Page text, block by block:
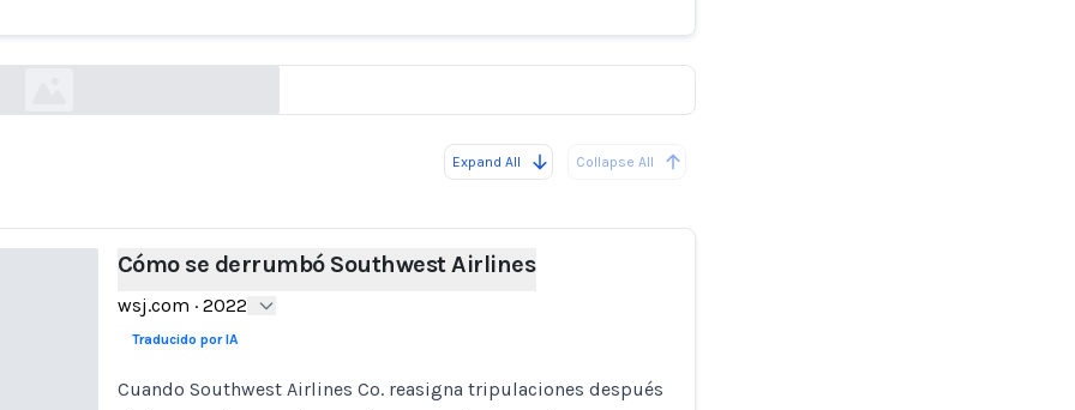
Expand All Collapse All
Cómo se derrumbó Southwest Airlines
wsj.com · 2022
Traducido por IA
Cuando Southwest Airlines Co. reasigna tripulaciones después